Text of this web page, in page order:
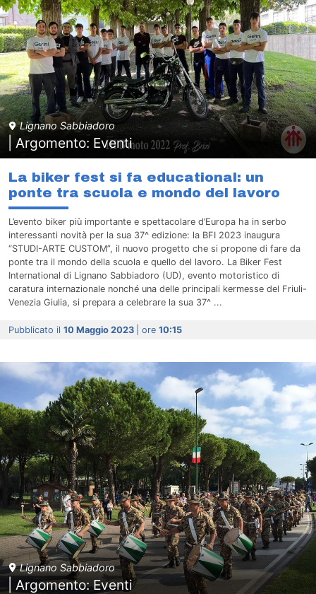
Lignano Sabbiadoro
| Argomento: Eventi
La biker fest si fa educational: un
ponte tra scuola e mondo del lavoro
L’evento biker più importante e spettacolare d’Europa ha in serbo
interessanti novità per la sua 37^ edizione: la BFI 2023 inaugura
“STUDI-ARTE CUSTOM”, il nuovo progetto che si propone di fare da
ponte tra il mondo della scuola e quello del lavoro. La Biker Fest
International di Lignano Sabbiadoro (UD), evento motoristico di
caratura internazionale nonché una delle principali kermesse del Friuli-
Venezia Giulia, si prepara a celebrare la sua 37^ ...
Pubblicato il 10 Maggio 2023 | ore 10:15
Lignano Sabbiadoro
| Argomento: Eventi